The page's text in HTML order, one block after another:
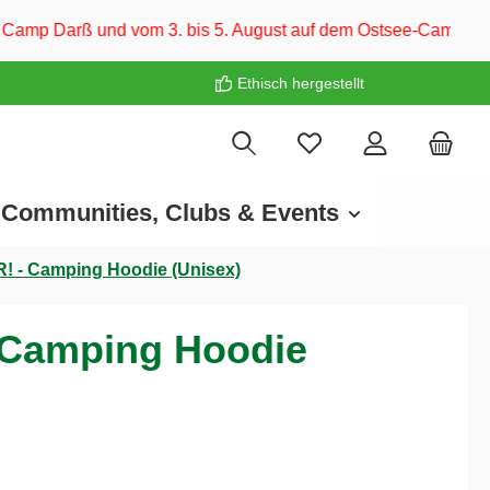
bis 5. August auf dem Ostsee-Campingplatz Familie
Ethisch hergestellt
Communities, Clubs & Events
- Camping Hoodie (Unisex)
Hoodie